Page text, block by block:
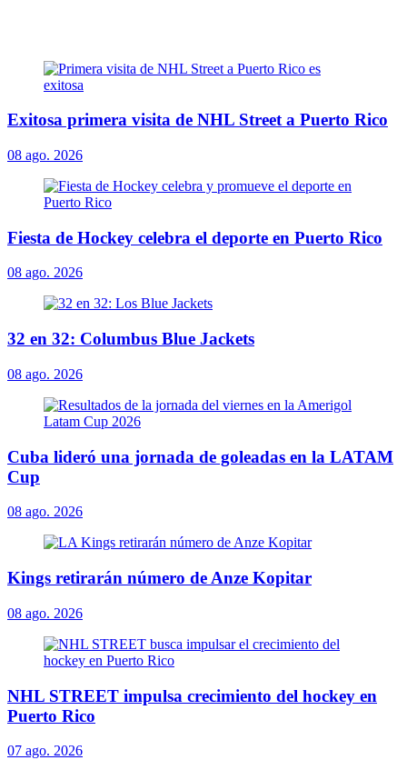
Exitosa primera visita de NHL Street a Puerto Rico
08 ago. 2026
Fiesta de Hockey celebra el deporte en Puerto Rico
08 ago. 2026
32 en 32: Columbus Blue Jackets
08 ago. 2026
Cuba lideró una jornada de goleadas en la LATAM
Cup
08 ago. 2026
Kings retirarán número de Anze Kopitar
08 ago. 2026
NHL STREET impulsa crecimiento del hockey en
Puerto Rico
07 ago. 2026